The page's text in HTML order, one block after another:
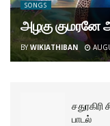
SONGS
அழகு குமரனே
BY WIKIATHIBAN
பாடல்